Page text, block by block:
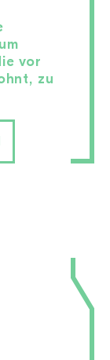
vor
zu